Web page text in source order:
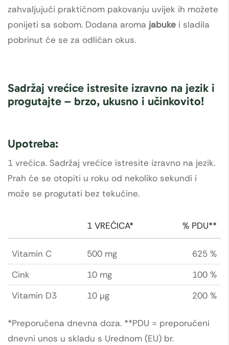
zahvaljujući praktičnom pakovanju uvijek ih možete
ponijeti sa sobom. Dodana aroma jabuke i sladila
pobrinut će se za odličan okus.
Sadržaj vrećice istresite izravno na jezik i
progutajte – brzo, ukusno i učinkovito!
Upotreba:
1 vrećica. Sadržaj vrećice istresite izravno na jezik.
Prah će se otopiti u roku od nekoliko sekundi i
može se progutati bez tekućine.
1 VREĆICA* % PDU**
Vitamin C 500 mg
625 %
Cink
10 mg
100 %
Vitamin D3
10 µg 200 %
*Preporučena dnevna doza. **PDU = preporučeni
dnevni unos u skladu s Urednom (EU) br.